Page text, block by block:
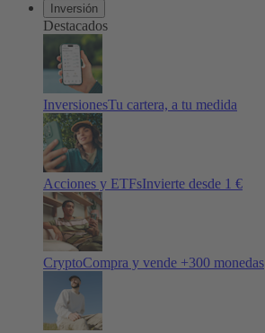
Inversión
Destacados
InversionesTu cartera, a tu medida
Acciones y ETFsInvierte desde 1 €
CryptoCompra y vende +300 monedas